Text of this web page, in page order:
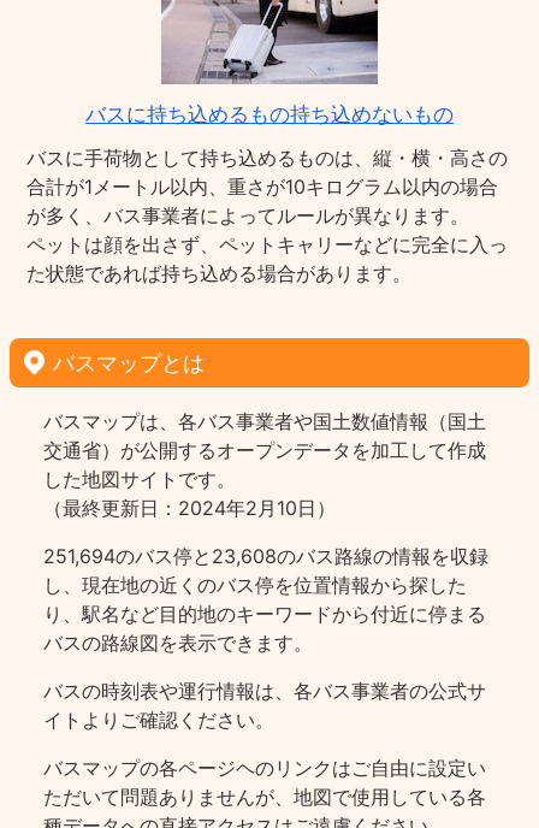
バスに持ち込めるもの持ち込めないもの
バスに手荷物として持ち込めるものは、縦・横・高さの
合計が1メートル以内、重さが10キログラム以内の場合
が多く、バス事業者によってルールが異なります。
ペットは顔を出さず、ペットキャリーなどに完全に入っ
た状態であれば持ち込める場合があります。
バスマップとは
バスマップは、各バス事業者や国土数値情報（国土
交通省）が公開するオープンデータを加工して作成
した地図サイトです。
（最終更新日：2024年2月10日）
251,694のバス停と23,608のバス路線の情報を収録
し、現在地の近くのバス停を位置情報から探した
り、駅名など目的地のキーワードから付近に停まる
バスの路線図を表示できます。
バスの時刻表や運行情報は、各バス事業者の公式サ
イトよりご確認ください。
バスマップの各ページヘのリンクはご自由に設定い
ただいて問題ありませんが、地図で使用している各